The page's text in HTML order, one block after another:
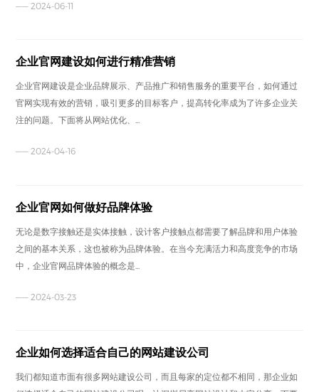
—— 2024-06-11
企业官网建设如何进行精准营销
企业官网建设是企业品牌展示、产品推广和销售服务的重要平台，如何通过
官网实现有效的营销，吸引更多的目标客户，提高转化率成为了许多企业关
注的问题。下面将从网站优化、...
—— 2024-04-16
企业官网如何做好品牌体验
无论是数字接触还是实体接触，设计客户接触点都需要了解品牌和用户体验
之间的基本关系，这也被称为品牌体验。在当今充满活力和高度竞争的市场
中，企业官网品牌体验的概念是...
—— 2024-03-23
企业如何选择适合自己的网站建设公司
我们都知道市面有很多网站建设公司，而且每家的定位都不相同，那企业如